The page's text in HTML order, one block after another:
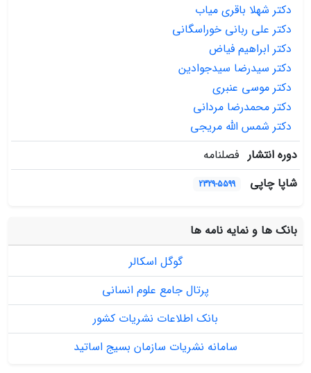
دکتر شهلا باقری میاب
دکتر علی ربانی خوراسگانی
دکتر ابراهیم فیاض
دکتر سیدرضا سیدجوادین
دکتر موسی عنبری
دکتر محمدرضا مردانی
دکتر شمس الله مریجی
دوره انتشار فصلنامه
شاپا چاپی
2329-5599
بانک ها و نمایه نامه ها
گوگل اسکالر
پرتال جامع علوم انسانی
بانک اطلاعات نشریات کشور
سامانه نشریات سازمان بسیج اساتید